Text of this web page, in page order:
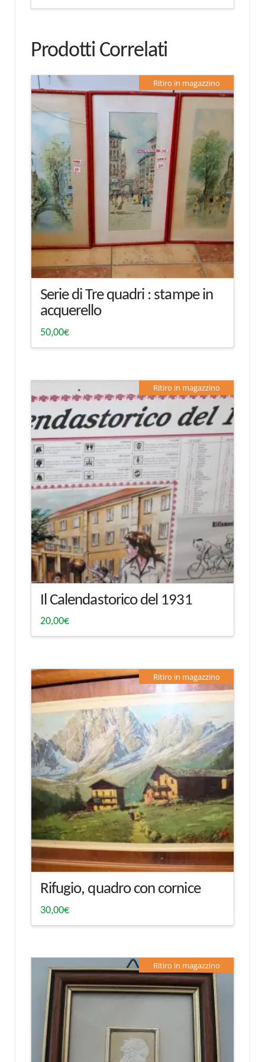
Prodotti Correlati
Ritiro in magazzino
Serie di Tre quadri : stampe in
acquerello
50,00€
Ritiro in magazzino
Il Calendastorico del 1931
20,00€
Ritiro in magazzino
Rifugio, quadro con cornice
30,00€
Ritiro in magazzino